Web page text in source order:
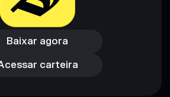
Baixar agora
Baixar agora
Acessar carteira
carteira